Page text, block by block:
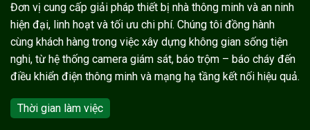
Đơn vị cung cấp giải pháp thiết bị nhà thông minh và an ninh
hiện đại, linh hoạt và tối ưu chi phí. Chúng tôi đồng hành
cùng khách hàng trong việc xây dựng không gian sống tiện
nghi, từ hệ thống camera giám sát, báo trộm – báo cháy đến
điều khiển điện thông minh và mạng hạ tầng kết nối hiệu quả.
Thời gian làm việc